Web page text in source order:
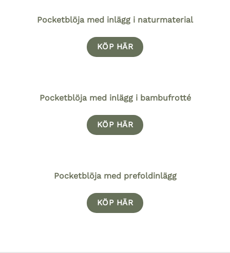
Pocketblöja med inlägg i naturmaterial
KÖP HÄR
Pocketblöja med inlägg i bambufrotté
KÖP HÄR
Pocketblöja med prefoldinlägg
KÖP HÄR